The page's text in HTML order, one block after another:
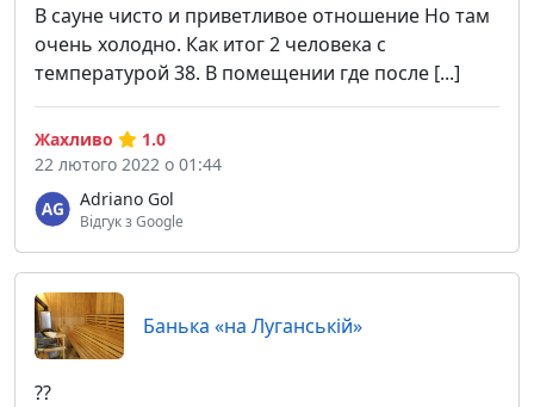
В сауне чисто и приветливое отношение Но там
очень холодно. Как итог 2 человека с
температурой 38. В помещении где после [...]
Adriano Gol
Відгук з Google
Жахливо
1.0
22 лютого 2022 о 01:44
Банька «на Луганській»
??